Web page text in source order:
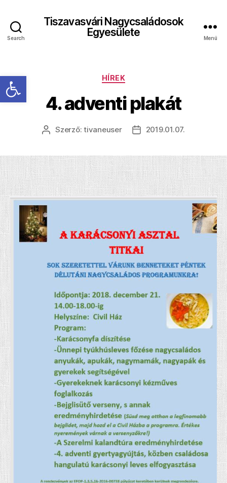
Eszköztár megnyitása
Search
Tiszavasvári Nagycsaládosok
Egyesülete
Menü
Kategóriák
HÍREK
4. adventi plakát
Bejegyzés
Szerző:tivaneuser
Bejegyzés
2019.01.07.